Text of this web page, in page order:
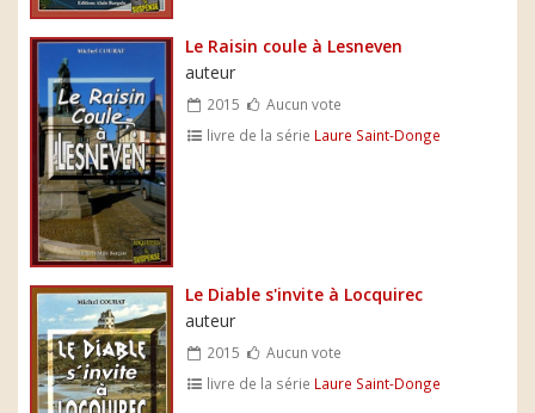
Le Raisin coule à Lesneven
auteur
2015
Aucun vote
livre de la série Laure Saint-Donge
Le Diable s'invite à Locquirec
auteur
2015
Aucun vote
livre de la série Laure Saint-Donge